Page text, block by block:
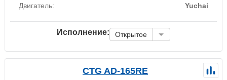
Двигатель:
Yuchai
Исполнение: Открытое
CTG AD-165RE